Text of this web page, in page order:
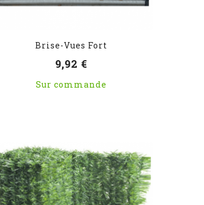
Brise-Vues Fort
9,92 €
Sur commande